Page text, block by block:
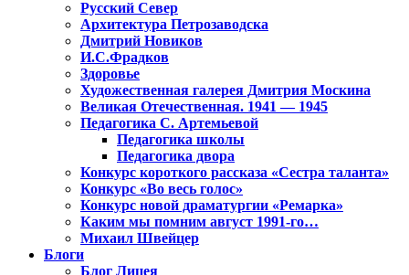
Русский Север
Архитектура Петрозаводска
Дмитрий Новиков
И.С.Фрадков
Здоровье
Художественная галерея Дмитрия Москина
Великая Отечественная. 1941 — 1945
Педагогика С. Артемьевой
Педагогика школы
Педагогика двора
Конкурс короткого рассказа «Сестра таланта»
Конкурс «Во весь голос»
Конкурс новой драматургии «Ремарка»
Каким мы помним август 1991-го…
Михаил Швейцер
Блоги
Блог Лицея